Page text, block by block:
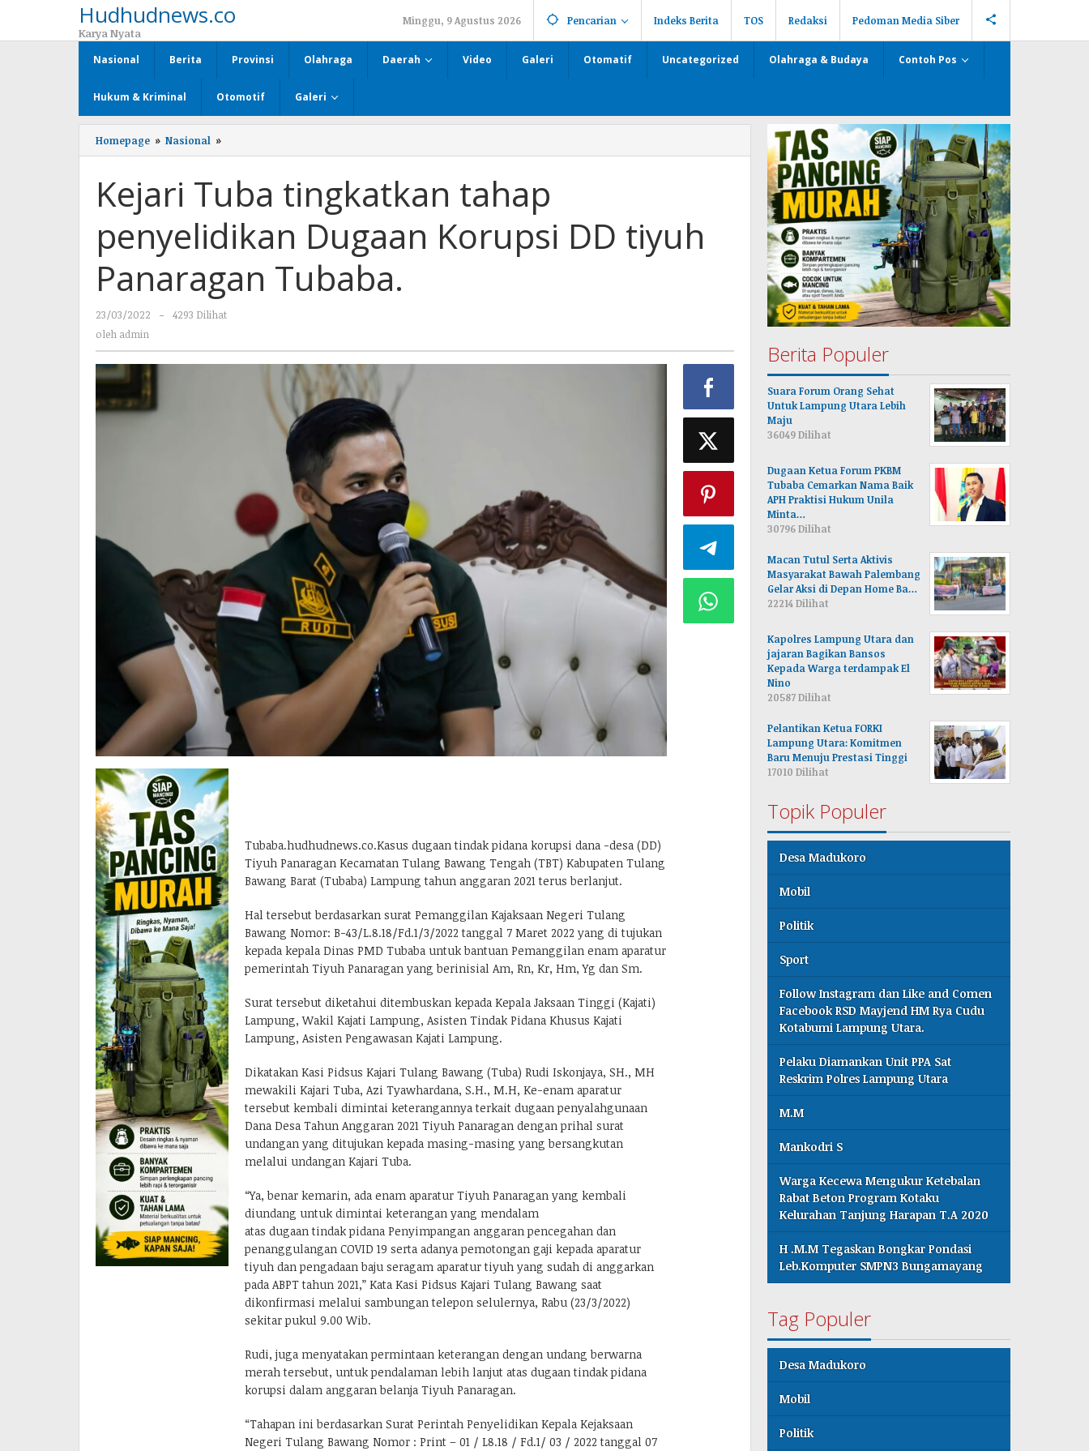
Hudhudnews.co
Karya Nyata
Minggu, 9 Agustus 2026 Pencarian Indeks Berita TOS Redaksi Pedoman Media Siber
Nasional Berita Provinsi Olahraga Daerah Video Galeri Otomatif Uncategorized Olahraga & Budaya Contoh Pos
Hukum & Kriminal Otomotif Galeri
Homepage » Nasional »
Tuba
tahap
penyelidikan
Korupsi
DD
Panaragan
Tubaba.
Kejari Tuba tingkatkan tahap
penyelidikan Dugaan Korupsi DD tiyuh
Panaragan Tubaba.
23/03/2022
oleh
-
4293 Dilihat
oleh admin
Tubaba.hudhudnews.co.Kasus dugaan tindak pidana korupsi dana -desa (DD)
Tiyuh Panaragan Kecamatan Tulang Bawang Tengah (TBT) Kabupaten Tulang
Bawang Barat (Tubaba) Lampung tahun anggaran 2021 terus berlanjut.
Hal tersebut berdasarkan surat Pemanggilan Kajaksaan Negeri Tulang
Bawang Nomor: B-43/L.8.18/Fd.1/3/2022 tanggal 7 Maret 2022 yang di tujukan
kepada kepala Dinas PMD Tubaba untuk bantuan Pemanggilan enam aparatur
pemerintah Tiyuh Panaragan yang berinisial Am, Rn, Kr, Hm, Yg dan Sm.
Surat tersebut diketahui ditembuskan kepada Kepala Jaksaan Tinggi (Kajati)
Lampung, Wakil Kajati Lampung, Asisten Tindak Pidana Khusus Kajati
Lampung, Asisten Pengawasan Kajati Lampung.
Dikatakan Kasi Pidsus Kajari Tulang Bawang (Tuba) Rudi Iskonjaya, SH., MH
mewakili Kajari Tuba, Azi Tyawhardana, S.H., M.H, Ke-enam aparatur
tersebut kembali dimintai keterangannya terkait dugaan penyalahgunaan
Dana Desa Tahun Anggaran 2021 Tiyuh Panaragan dengan prihal surat
undangan yang ditujukan kepada masing-masing yang bersangkutan
melalui undangan Kajari Tuba.
“Ya, benar kemarin, ada enam aparatur Tiyuh Panaragan yang kembali
diundang untuk dimintai keterangan yang mendalam
atas dugaan tindak pidana Penyimpangan anggaran pencegahan dan
penanggulangan COVID 19 serta adanya pemotongan gaji kepada aparatur
tiyuh dan pengadaan baju seragam aparatur tiyuh yang sudah di anggarkan
pada ABPT tahun 2021,” Kata Kasi Pidsus Kajari Tulang Bawang saat
dikonfirmasi melalui sambungan telepon selulernya, Rabu (23/3/2022)
sekitar pukul 9.00 Wib.
Rudi, juga menyatakan permintaan keterangan dengan undang berwarna
merah tersebut, untuk pendalaman lebih lanjut atas dugaan tindak pidana
korupsi dalam anggaran belanja Tiyuh Panaragan.
“Tahapan ini berdasarkan Surat Perintah Penyelidikan Kepala Kejaksaan
Negeri Tulang Bawang Nomor : Print – 01 / L8.18 / Fd.1/ 03 / 2022 tanggal 07
Berita Populer
Suara Forum Orang Sehat
Untuk Lampung Utara Lebih
Maju
36049 Dilihat
Dugaan Ketua Forum PKBM
Tubaba Cemarkan Nama Baik
APH Praktisi Hukum Unila
Minta…
30796 Dilihat
Macan Tutul Serta Aktivis
Masyarakat Bawah Palembang
Gelar Aksi di Depan Home Ba…
22214 Dilihat
Kapolres Lampung Utara dan
jajaran Bagikan Bansos
Kepada Warga terdampak El
Nino
20587 Dilihat
Pelantikan Ketua FORKI
Lampung Utara: Komitmen
Baru Menuju Prestasi Tinggi
17010 Dilihat
Topik Populer
Desa Madukoro
Mobil
Politik
Sport
Follow Instagram dan Like and Comen
Facebook RSD Mayjend HM Rya Cudu
Kotabumi Lampung Utara.
Pelaku Diamankan Unit PPA Sat
Reskrim Polres Lampung Utara
M.M
Mankodri S
Warga Kecewa Mengukur Ketebalan
Rabat Beton Program Kotaku
Kelurahan Tanjung Harapan T.A 2020
H .M.M Tegaskan Bongkar Pondasi
Leb.Komputer SMPN3 Bungamayang
Tag Populer
Desa Madukoro
Mobil
Politik